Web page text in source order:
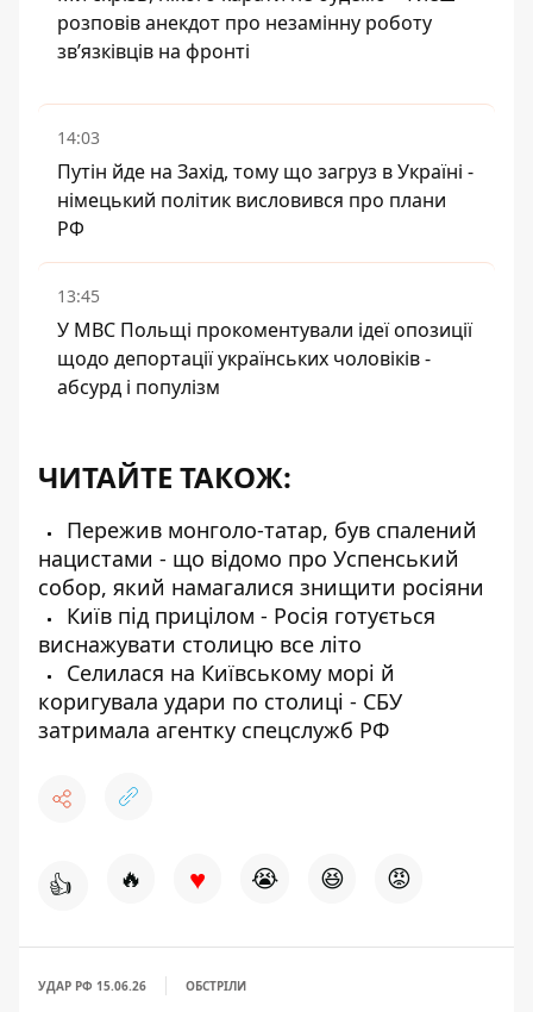
розповів анекдот про незамінну роботу
зв’язківців на фронті
14:03
Путін йде на Захід, тому що загруз в Україні -
німецький політик висловився про плани
РФ
13:45
У МВС Польщі прокоментували ідеї опозиції
щодо депортації українських чоловіків -
абсурд і популізм
ЧИТАЙТЕ ТАКОЖ:
Пережив монголо-татар, був спалений
нацистами - що відомо про Успенський
собор, який намагалися знищити росіяни
Київ під прицілом - Росія готується
виснажувати столицю все літо
Селилася на Київському морі й
коригувала удари по столиці - СБУ
затримала агентку спецслужб РФ
👍 🔥 ♥ 😭 😆 😡
УДАР РФ 15.06.26 ОБСТРІЛИ